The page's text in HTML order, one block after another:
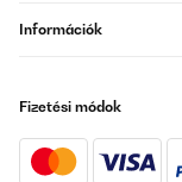
Információk
Fizetési módok